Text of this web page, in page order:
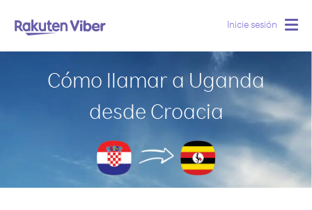
Inicie sesión
Cómo llamar a Uganda
desde Croacia